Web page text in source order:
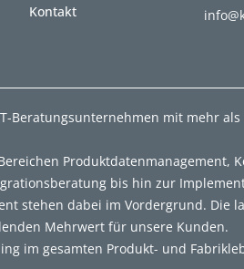
Kontakt
Beratungsunternehmen mit mehr
Produktdatenmanagement,
bis hin zur
stehen dabei im Vordergrund.
Mehrwert für unsere Kunden.
im gesamten Produkt- und